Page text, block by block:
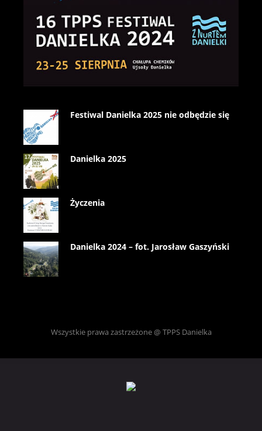
Festiwal Danielka 2025 nie odbędzie się
Danielka 2025
Życzenia
Danielka 2024 – fot. Jarosław Gaszyński
Wszystkie prawa zastrzeżone @ TPPS Danielka